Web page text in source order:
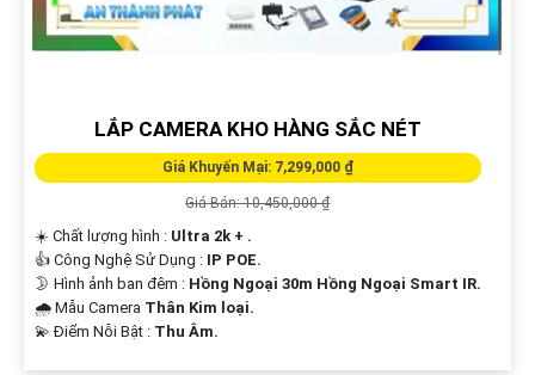
LẮP CAMERA KHO HÀNG SẮC NÉT
Giá Khuyến Mại: 7,299,000 ₫
Giá Bán: 10,450,000 ₫
☀️ Chất lượng hình : Ultra 2k + .
👍 Công Nghệ Sử Dụng : IP POE.
🌛 Hình ảnh ban đêm : Hồng Ngoại 30m Hồng Ngoại Smart IR.
🌧️ Mẫu Camera Thân Kim loại.
️💫 Điểm Nỗi Bật : Thu Âm.